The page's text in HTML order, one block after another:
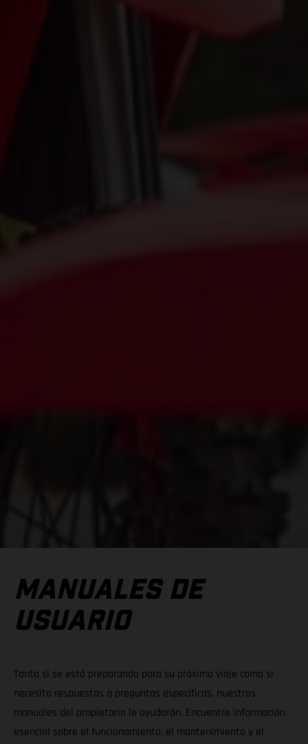
MANUALES DE
USUARIO
Tanto si se está preparando para su próxima viaje como si
necesita respuestas a preguntas específicas, nuestros
manuales del propietario le ayudarán. Encuentre información
esencial sobre el funcionamiento, el mantenimiento y el